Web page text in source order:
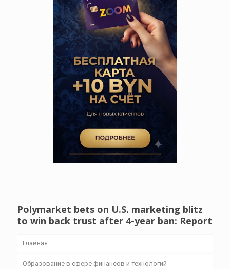
Polymarket bets on U.S. marketing blitz
to win back trust after 4-year ban: Report
Главная
Образование в сфере финансов и технологий